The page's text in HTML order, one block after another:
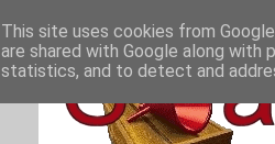
This site uses cookies from
are shared with Google along
statistics, and to detect and